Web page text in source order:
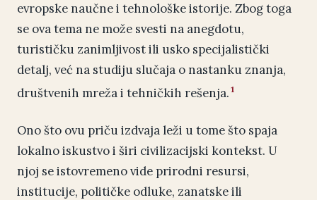
evropske naučne i tehnološke istorije. Zbog toga
se ova tema ne može svesti na anegdotu,
turističku zanimljivost ili usko specijalistički
detalj, već na studiju slučaja o nastanku znanja,
društvenih mreža i tehničkih rešenja. 1
Ono što ovu priču izdvaja leži u tome što spaja
lokalno iskustvo i širi civilizacijski kontekst. U
njoj se istovremeno vide prirodni resursi,
institucije, političke odluke, zanatske ili